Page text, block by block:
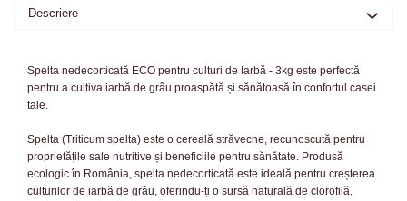
Descriere
Spelta nedecorticată ECO pentru culturi de Iarbă - 3kg este perfectă
pentru a cultiva iarbă de grâu proaspătă și sănătoasă în confortul casei
tale.
Spelta (Triticum spelta) este o cereală străveche, recunoscută pentru
proprietățile sale nutritive și beneficiile pentru sănătate. Produsă
ecologic în România, spelta nedecorticată este ideală pentru creșterea
culturilor de iarbă de grâu, oferindu-ți o sursă naturală de clorofilă,